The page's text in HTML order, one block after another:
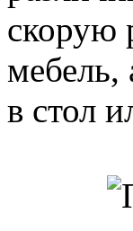
скорую
мебель,
в стол